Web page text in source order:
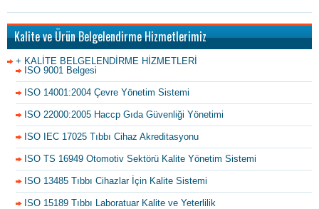
Kalite ve Ürün Belgelendirme Hizmetlerimiz
+ KALİTE BELGELENDİRME HİZMETLERİ
ISO 9001 Belgesi
ISO 14001:2004 Çevre Yönetim Sistemi
ISO 22000:2005 Haccp Gıda Güvenliği Yönetimi
ISO IEC 17025 Tıbbı Cihaz Akreditasyonu
ISO TS 16949 Otomotiv Sektörü Kalite Yönetim Sistemi
ISO 13485 Tıbbı Cihazlar İçin Kalite Sistemi
ISO 15189 Tıbbı Laboratuar Kalite ve Yeterlilik